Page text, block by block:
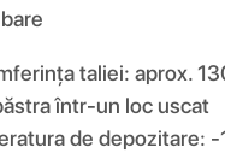
taliei: aprox.
într-un loc uscat
de depozitare: -